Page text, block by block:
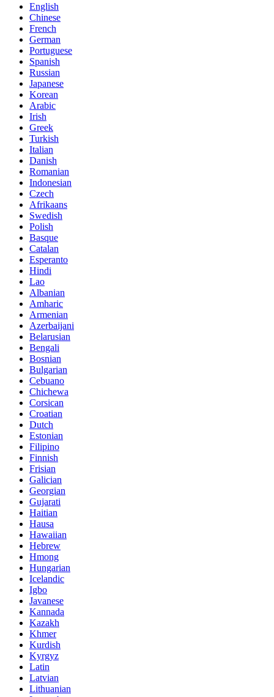
English
Chinese
French
German
Portuguese
Spanish
Russian
Japanese
Korean
Arabic
Irish
Greek
Turkish
Italian
Danish
Romanian
Indonesian
Czech
Afrikaans
Swedish
Polish
Basque
Catalan
Esperanto
Hindi
Lao
Albanian
Amharic
Armenian
Azerbaijani
Belarusian
Bengali
Bosnian
Bulgarian
Cebuano
Chichewa
Corsican
Croatian
Dutch
Estonian
Filipino
Finnish
Frisian
Galician
Georgian
Gujarati
Haitian
Hausa
Hawaiian
Hebrew
Hmong
Hungarian
Icelandic
Igbo
Javanese
Kannada
Kazakh
Khmer
Kurdish
Kyrgyz
Latin
Latvian
Lithuanian